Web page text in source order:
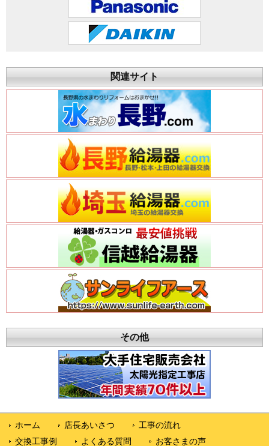
関連サイト
その他
ホーム 店長あいさつ
工事の流れ
交換工事例
よくある質問 お客さまの声